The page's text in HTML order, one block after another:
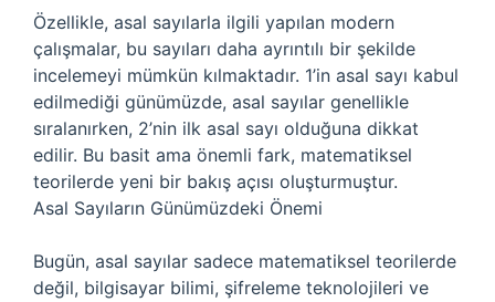
Özellikle, asal sayılarla ilgili yapılan modern
çalışmalar, bu sayıları daha ayrıntılı bir şekilde
incelemeyi mümkün kılmaktadır. 1’in asal sayı kabul
edilmediği günümüzde, asal sayılar genellikle
sıralanırken, 2’nin ilk asal sayı olduğuna dikkat
edilir. Bu basit ama önemli fark, matematiksel
teorilerde yeni bir bakış açısı oluşturmuştur.
Asal Sayıların Günümüzdeki Önemi
Bugün, asal sayılar sadece matematiksel teorilerde
değil, bilgisayar bilimi, şifreleme teknolojileri ve